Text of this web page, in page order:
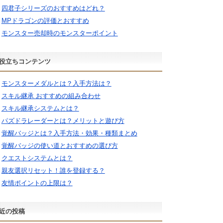
四君子シリーズのおすすめはどれ？
MPドラゴンの評価とおすすめ
モンスター売却時のモンスターポイント
立ちコンテンツ
モンスターメダルとは？入手方法は？
スキル継承 おすすめの組み合わせ
スキル継承システムとは？
パズドラレーダーとは？メリットと遊び方
覚醒バッジとは？入手方法・効果・種類まとめ
覚醒バッジの使い道とおすすめの選び方
クエストシステムとは？
親友選択リセット！誰を登録する？
友情ポイントの上限は？
の投稿